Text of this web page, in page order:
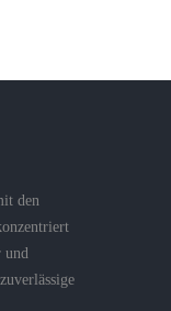
den
und